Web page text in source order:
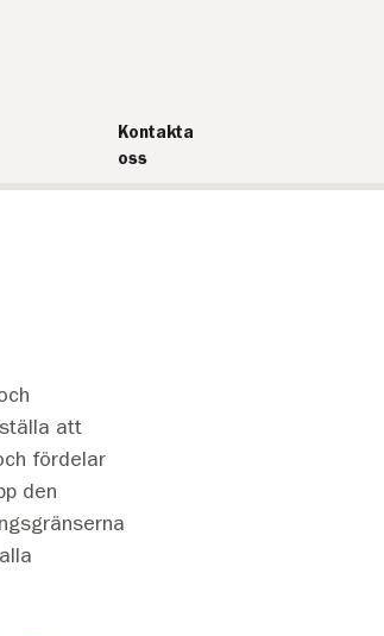
Kontakta
oss
att
fördelar
den